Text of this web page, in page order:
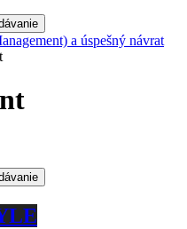
a úspešný návrat